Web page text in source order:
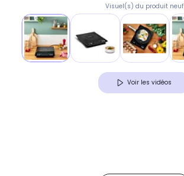
Visuel(s) du produit neuf
Voir les vidéos